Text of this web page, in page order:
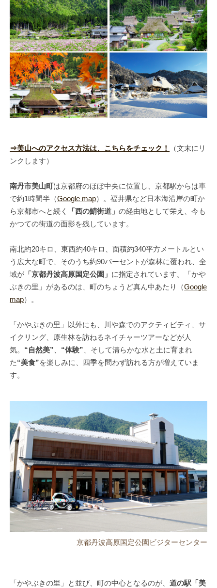
⇒美山へのアクセス方法は、こちらをチェック！
（文末にリ
ンクします）
南丹市美山町は京都府のほぼ中央に位置し、京都駅からは車
で約1時間半（Google map）。福井県など日本海沿岸の町か
ら京都市へと続く
「西の鯖街道」の経由地として栄え、今も
かつての街道の面影を残しています。
南北約20キロ、東西約40キロ、面積約340平方メートルとい
う広大な町で、そのうち約90パーセントが森林に覆われ、全
域が 「京都丹波高原国定公園」 に指定されています。「かや
ぶきの里」があるのは、町のちょうど真ん中あたり（Google
map）。
「かやぶきの里」以外にも、川や森でのアクティビティ、サ
イクリング、原生林を訪ねるネイチャーツアーなどが人
気。 “自然美” “体験” 、そして清らかな水と土に育まれ
た“美食”を楽しみに、四季を問わず訪れる方が増えていま
す。
京都丹波高原国定公園ビジターセンター
「かやぶきの里」と並び、町の中心となるのが、道の駅「美